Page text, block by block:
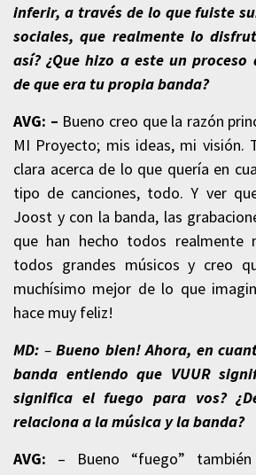
inferir, a través de lo que fuiste
sociales, que realmente lo
así? ¿Que hizo a este un
de que era tu propia banda?
AVG: – Bueno creo que la razón
MI Proyecto; mis ideas, mi visión.
clara acerca de lo que quería en
tipo de canciones, todo. Y ver
Joost y con la banda, las
que han hecho todos realmente
todos grandes músicos y creo
muchísimo mejor de lo que
hace muy feliz!
MD: – Bueno bien! Ahora, en
banda entiendo que VUUR
significa el fuego para vos?
relaciona a la música y la banda?
AVG: – Bueno “fuego”